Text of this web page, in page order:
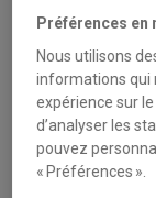
Préférences en
Nous utilisons
informations qui
expérience sur
d’analyser les
pouvez
« Préférences ».